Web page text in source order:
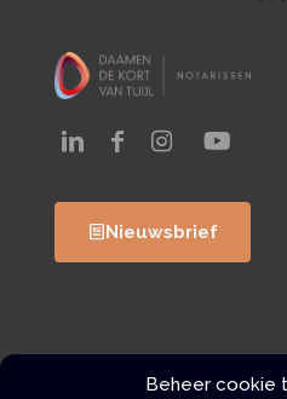
Beheer cookie
Nieuwsbrief